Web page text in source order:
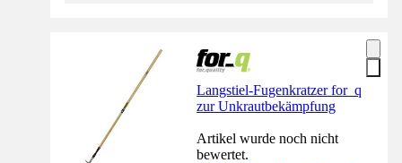
Langstiel-Fugenkratzer for_q
zur Unkrautbekämpfung
Artikel wurde noch nicht
bewertet.